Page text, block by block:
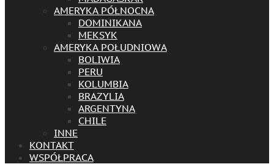
AMERYKA PÓŁNOCNA
DOMINIKANA
MEKSYK
AMERYKA POŁUDNIOWA
BOLIWIA
PERU
KOLUMBIA
BRAZYLIA
ARGENTYNA
CHILE
INNE
KONTAKT
WSPÓŁPRACA